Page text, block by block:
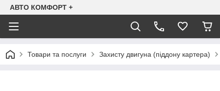
АВТО КОМФОРТ +
Товари та послуги Захисту двигуна (піддону картера)